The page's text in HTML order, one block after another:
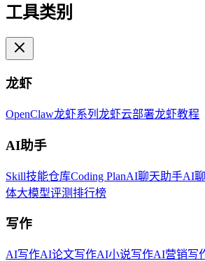
工具类别
龙虾
OpenClaw龙虾系列 龙虾云部署龙虾教程
AI助手
Skill技能仓库Coding PlanAI聊天助手AI
体大模型评测排行榜
写作
AI写作AI论文写作AI小说写作AI营销写